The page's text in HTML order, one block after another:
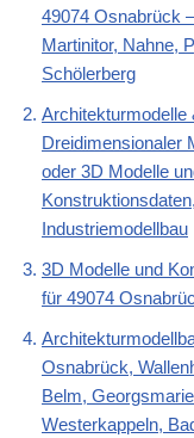
49074 Osnabrück
Martinitor, Nahne,
Schölerberg
Architekturmodelle
Dreidimensionaler
oder 3D Modelle
Industriemodellbau
3D Modelle und
für 49074
Osnabrück,
Belm,
Westerkappeln,